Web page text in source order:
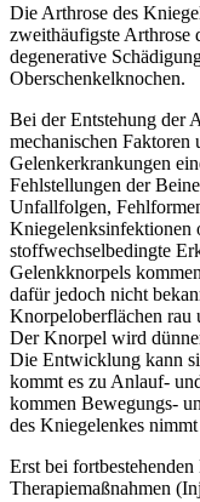
Die Arthrose des
zweithäufigste Arthrose
degenerative
Oberschenkelknochen.
Bei der Entstehung der
mechanischen Faktoren
Gelenkerkrankungen
Fehlstellungen der
Unfallfolgen,
Kniegelenksinfektionen
stoffwechselbedingte
Gelenkknorpels
dafür jedoch nicht
Knorpeloberflächen rau
Der Knorpel wird
Die Entwicklung kann
kommt es zu Anlauf-
kommen Bewegungs-
des Kniegelenkes
Erst bei
Therapiemaßnahmen